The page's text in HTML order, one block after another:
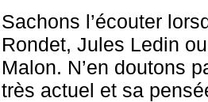
Sachons l’écouter
Rondet, Jules Ledin
Malon. N’en doutons
très actuel et sa